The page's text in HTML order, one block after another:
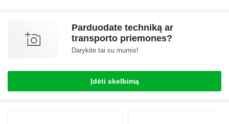
Parduodate techniką ar
transporto priemones?
Darykite tai su mumis!
Įdėti skelbimą